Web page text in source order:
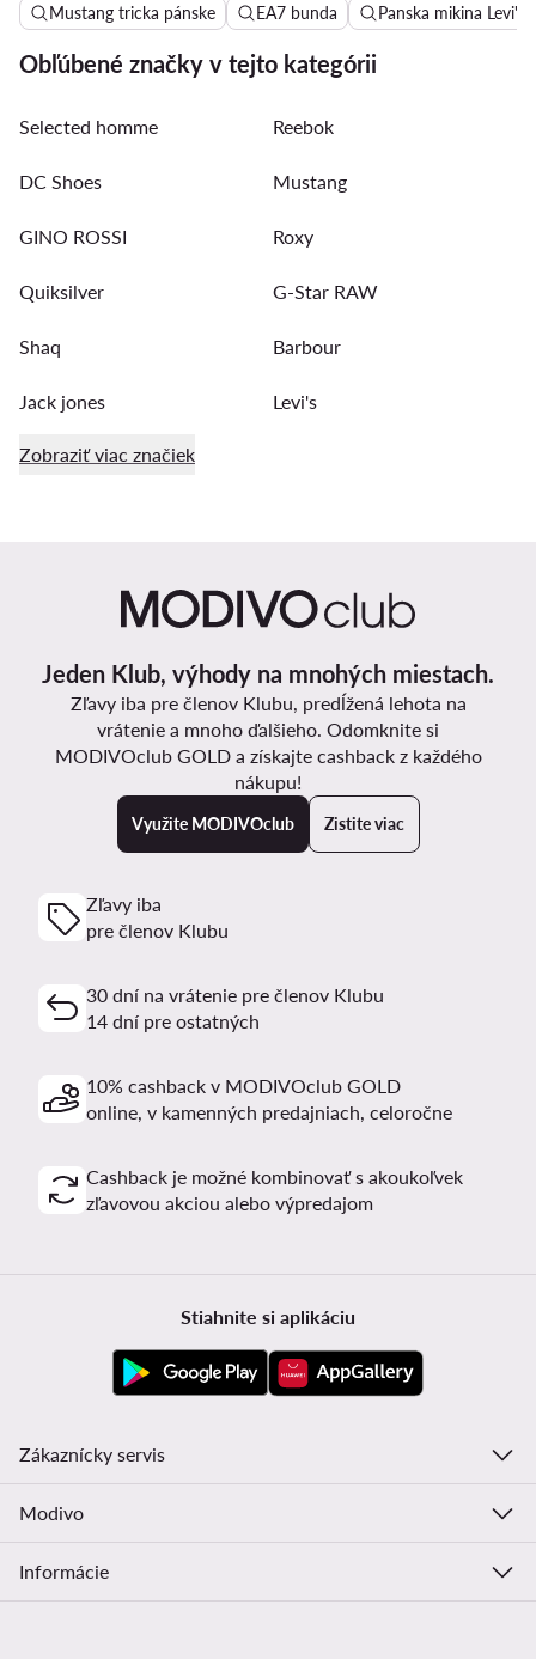
Mustang tricka pánske EA7 bunda Panska mikina Levi's
Obľúbené značky v tejto kategórii
Selected homme Reebok
DC Shoes Mustang
GINO ROSSI Roxy
Quiksilver G-Star RAW
Shaq Barbour
Jack jones Levi's
Zobraziť viac značiek
Jeden Klub, výhody na mnohých miestach.
Zľavy iba pre členov Klubu, predĺžená lehota na
vrátenie a mnoho ďalšieho. Odomknite si
MODIVOclub GOLD a získajte cashback z každého
nákupu!
Využite MODIVOclub Zistite viac
Zľavy iba
pre členov Klubu
30 dní na vrátenie pre členov Klubu
14 dní pre ostatných
10% cashback v MODIVOclub GOLD
online, v kamenných predajniach, celoročne
Cashback je možné kombinovať s akoukoľvek
zľavovou akciou alebo výpredajom
Stiahnite si aplikáciu
Zákaznícky servis
Modivo
Informácie